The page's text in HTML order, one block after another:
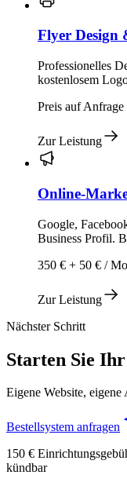
Flyer Design
Professionelles
kostenlosem
Preis auf Anfrage
Zur Leistung
Online-
Google,
Business Profil.
350 € + 50 € /
Zur Leistung
Nächster Schritt
Starten Sie Ihr
Eigene Website,
Bestellsystem anfragen
150 €
kündbar